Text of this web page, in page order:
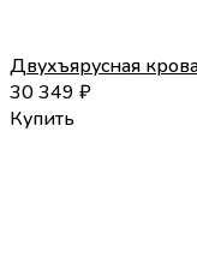
Двухъярусная
30 349 ₽
Купить